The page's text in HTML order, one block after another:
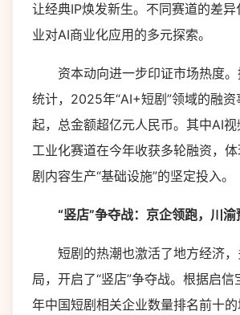
让经典IP焕发新生。不同赛道的差
业对AI商业化应用的多元探索。
资本动向进一步印证市场热度。
统计，2025年“AI+短剧”领域的融
起，总金额超亿元人民币。其中AI
工业化赛道在今年收获多轮融资，
剧内容生产“基础设施”的坚定投入。
“竖店”争夺战：京企领跑，川渝
短剧的热潮也激活了地方经济，
局，开启了“竖店”争夺战。根据启
年中国短剧相关企业数量排名前十